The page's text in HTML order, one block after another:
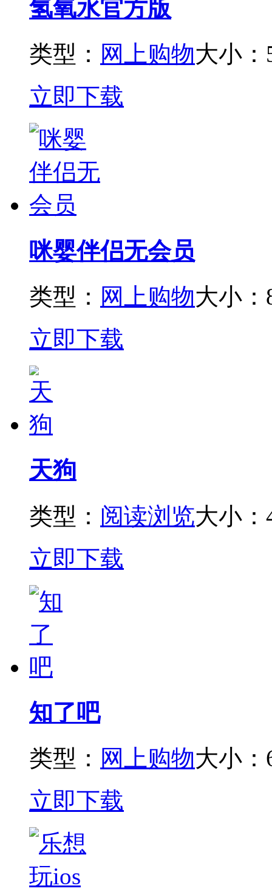
氢氧水官方版
类型： 网上购物大小：
立即下载
咪婴伴侣无会员
类型： 网上购物大小：
立即下载
天狗
类型： 阅读浏览大小：
立即下载
知了吧
类型： 网上购物大小：
立即下载